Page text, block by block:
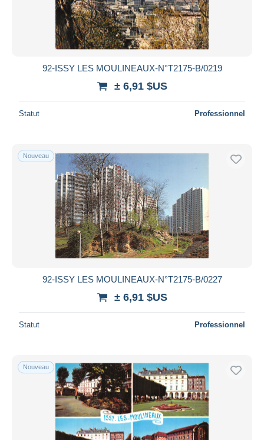
92-ISSY LES MOULINEAUX-N°T2175-B/0219
± 6,91 $US
Statut Professionnel
Nouveau
92-ISSY LES MOULINEAUX-N°T2175-B/0227
± 6,91 $US
Statut Professionnel
Nouveau